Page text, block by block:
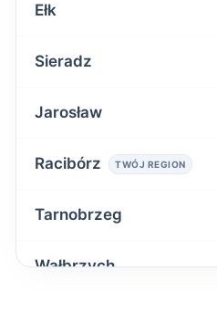
Ełk
Sieradz
Jarosław
Racibórz TWÓJ REGION
Tarnobrzeg
Wałbrzych